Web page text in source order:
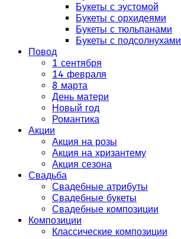
Букеты с эустомой
Букеты с орхидеями
Букеты с тюльпанами
Букеты с подсолнухами
Повод
1 сентября
14 февраля
8 марта
День матери
Новый год
Романтика
Акции
Акция на розы
Акция на хризантему
Акция сезона
Свадьба
Свадебные атрибуты
Свадебные букеты
Свадебные композиции
Композиции
Классические композиции